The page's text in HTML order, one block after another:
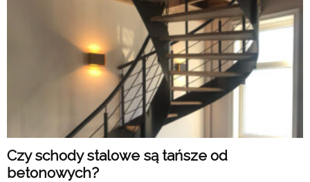
Czy schody stalowe są tańsze od
betonowych?